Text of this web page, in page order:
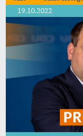
19.10.2022